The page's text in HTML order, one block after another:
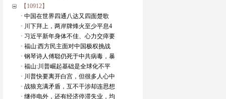
【10912】
· 中国在世界四通八达又四面楚歌
· 川下拜上，两岸牌烽火至少平息4
· 习近平新年身体不佳、心力交瘁要
· 福山:西方民主面对中国极权挑战
· 钢琴诗人傅聪仍死于中共病毒，暴
· 福山:川普崛起基础是全球化不平
· 川普快要离开白宫，但很多人心中
· 战狼充满矛盾，互不干涉却连思想
· 继停电外，还有经济停滞失业，均